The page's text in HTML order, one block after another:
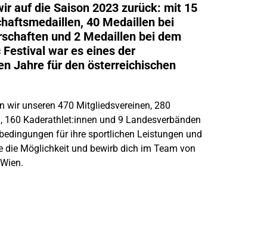
auf die Saison 2023 zurück: mit 15
40 Medaillen bei
und 2 Medaillen bei dem
Festival war es eines der
Jahre für den österreichischen
wir unseren 470 Mitgliedsvereinen, 280
160 Kaderathlet:innen und 9 Landesverbänden
für ihre sportlichen Leistungen und
die Möglichkeit und bewirb dich im Team von